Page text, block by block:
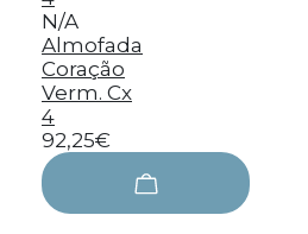
N/A
Almofada
Coração
Verm. Cx
4
92,25€